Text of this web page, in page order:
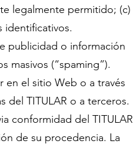
legalmente permitido; (c)
identificativos.
publicidad o información
masivos (“spaming”).
el sitio Web o a través
del TITULAR o a terceros.
conformidad del TITULAR
de su procedencia. La